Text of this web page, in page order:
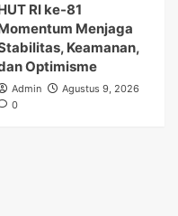
RI ke-81
Menjaga
Keamanan,
Optimisme
Admin
Agustus 9, 2026
0